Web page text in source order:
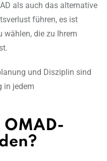
als auch das alternative
führen, es ist
wählen, die zu Ihrem
und Disziplin sind
in jedem
OMAD-